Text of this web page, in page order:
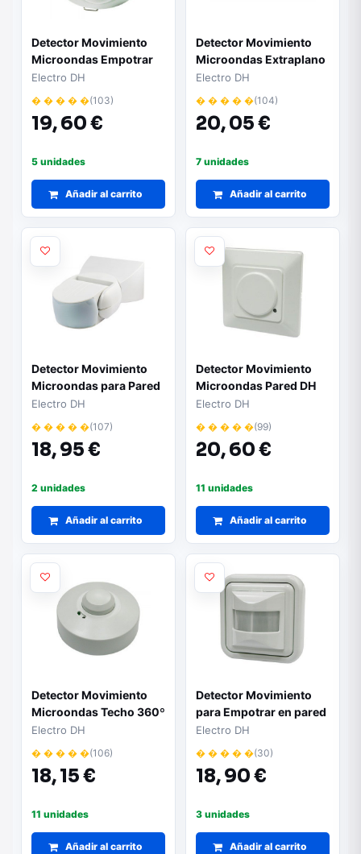
Detector Movimiento
Microondas Empotrar
Techo DH
Electro DH
� � � � �(103)
19,60 €
5 unidades
Añadir al carrito
Detector Movimiento
Microondas Extraplano
Techo
Electro DH
� � � � �(104)
20,05 €
7 unidades
Añadir al carrito
Detector Movimiento
Microondas para Pared
Electro DH
� � � � �(107)
18,95 €
2 unidades
Añadir al carrito
Detector Movimiento
Microondas Pared DH
Electro DH
� � � � �(99)
20,60 €
11 unidades
Añadir al carrito
Detector Movimiento
Microondas Techo 360º
Electro DH
� � � � �(106)
18,15 €
11 unidades
Añadir al carrito
Detector Movimiento
para Empotrar en pared
Electro DH
� � � � �(30)
18,90 €
3 unidades
Añadir al carrito